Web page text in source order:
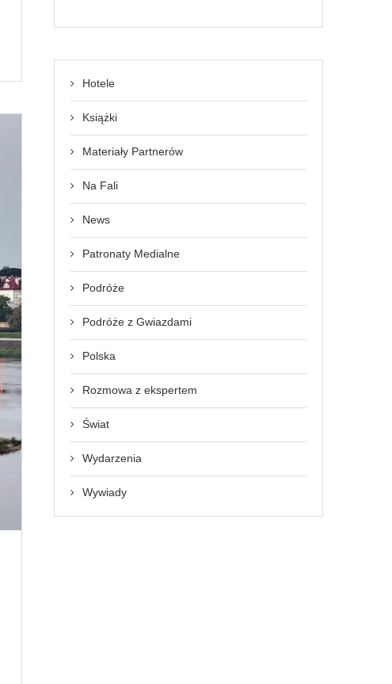
Hotele
Książki
Materiały Partnerów
Na Fali
News
Patronaty Medialne
Podróże
Podróże z Gwiazdami
Polska
Rozmowa z ekspertem
Świat
Wydarzenia
Wywiady